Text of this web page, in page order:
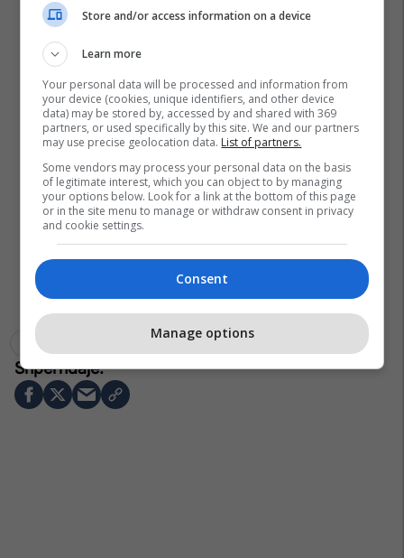
Inteligjenca Artificiale Britania E Madhe
Store and/or access information on a device
Learn more
Your personal data will be processed and information from
your device (cookies, unique identifiers, and other device
data) may be stored by, accessed by and shared with 369
partners, or used specifically by this site. We and our partners
may use precise geolocation data. List of partners.
Some vendors may process your personal data on the basis
of legitimate interest, which you can object to by managing
your options below. Look for a link at the bottom of this page
or in the site menu to manage or withdraw consent in privacy
and cookie settings.
Consent
Manage options